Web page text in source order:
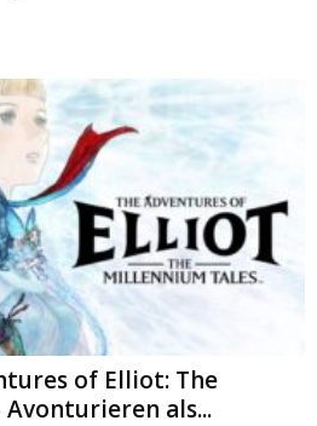
of Elliot: The
als...